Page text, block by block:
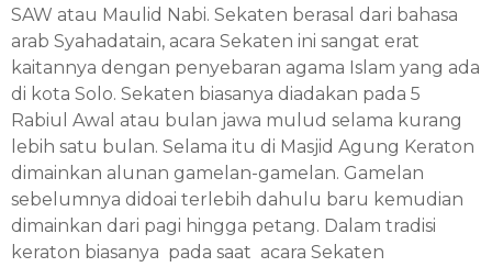
SAW atau Maulid Nabi. Sekaten berasal dari bahasa
arab Syahadatain, acara Sekaten ini sangat erat
kaitannya dengan penyebaran agama Islam yang ada
di kota Solo. Sekaten biasanya diadakan pada 5
Rabiul Awal atau bulan jawa mulud selama kurang
lebih satu bulan. Selama itu di Masjid Agung Keraton
dimainkan alunan gamelan-gamelan. Gamelan
sebelumnya didoai terlebih dahulu baru kemudian
dimainkan dari pagi hingga petang. Dalam tradisi
keraton biasanya pada saat acara Sekaten